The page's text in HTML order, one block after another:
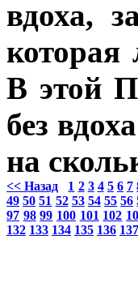
вдоха,
которая
В этой
без
на
<< Назад 1 2 3 4 5 6 7
49 50 51 52 53 54 55 56
97 98 99 100 101 102
132 133 134 135 136 137